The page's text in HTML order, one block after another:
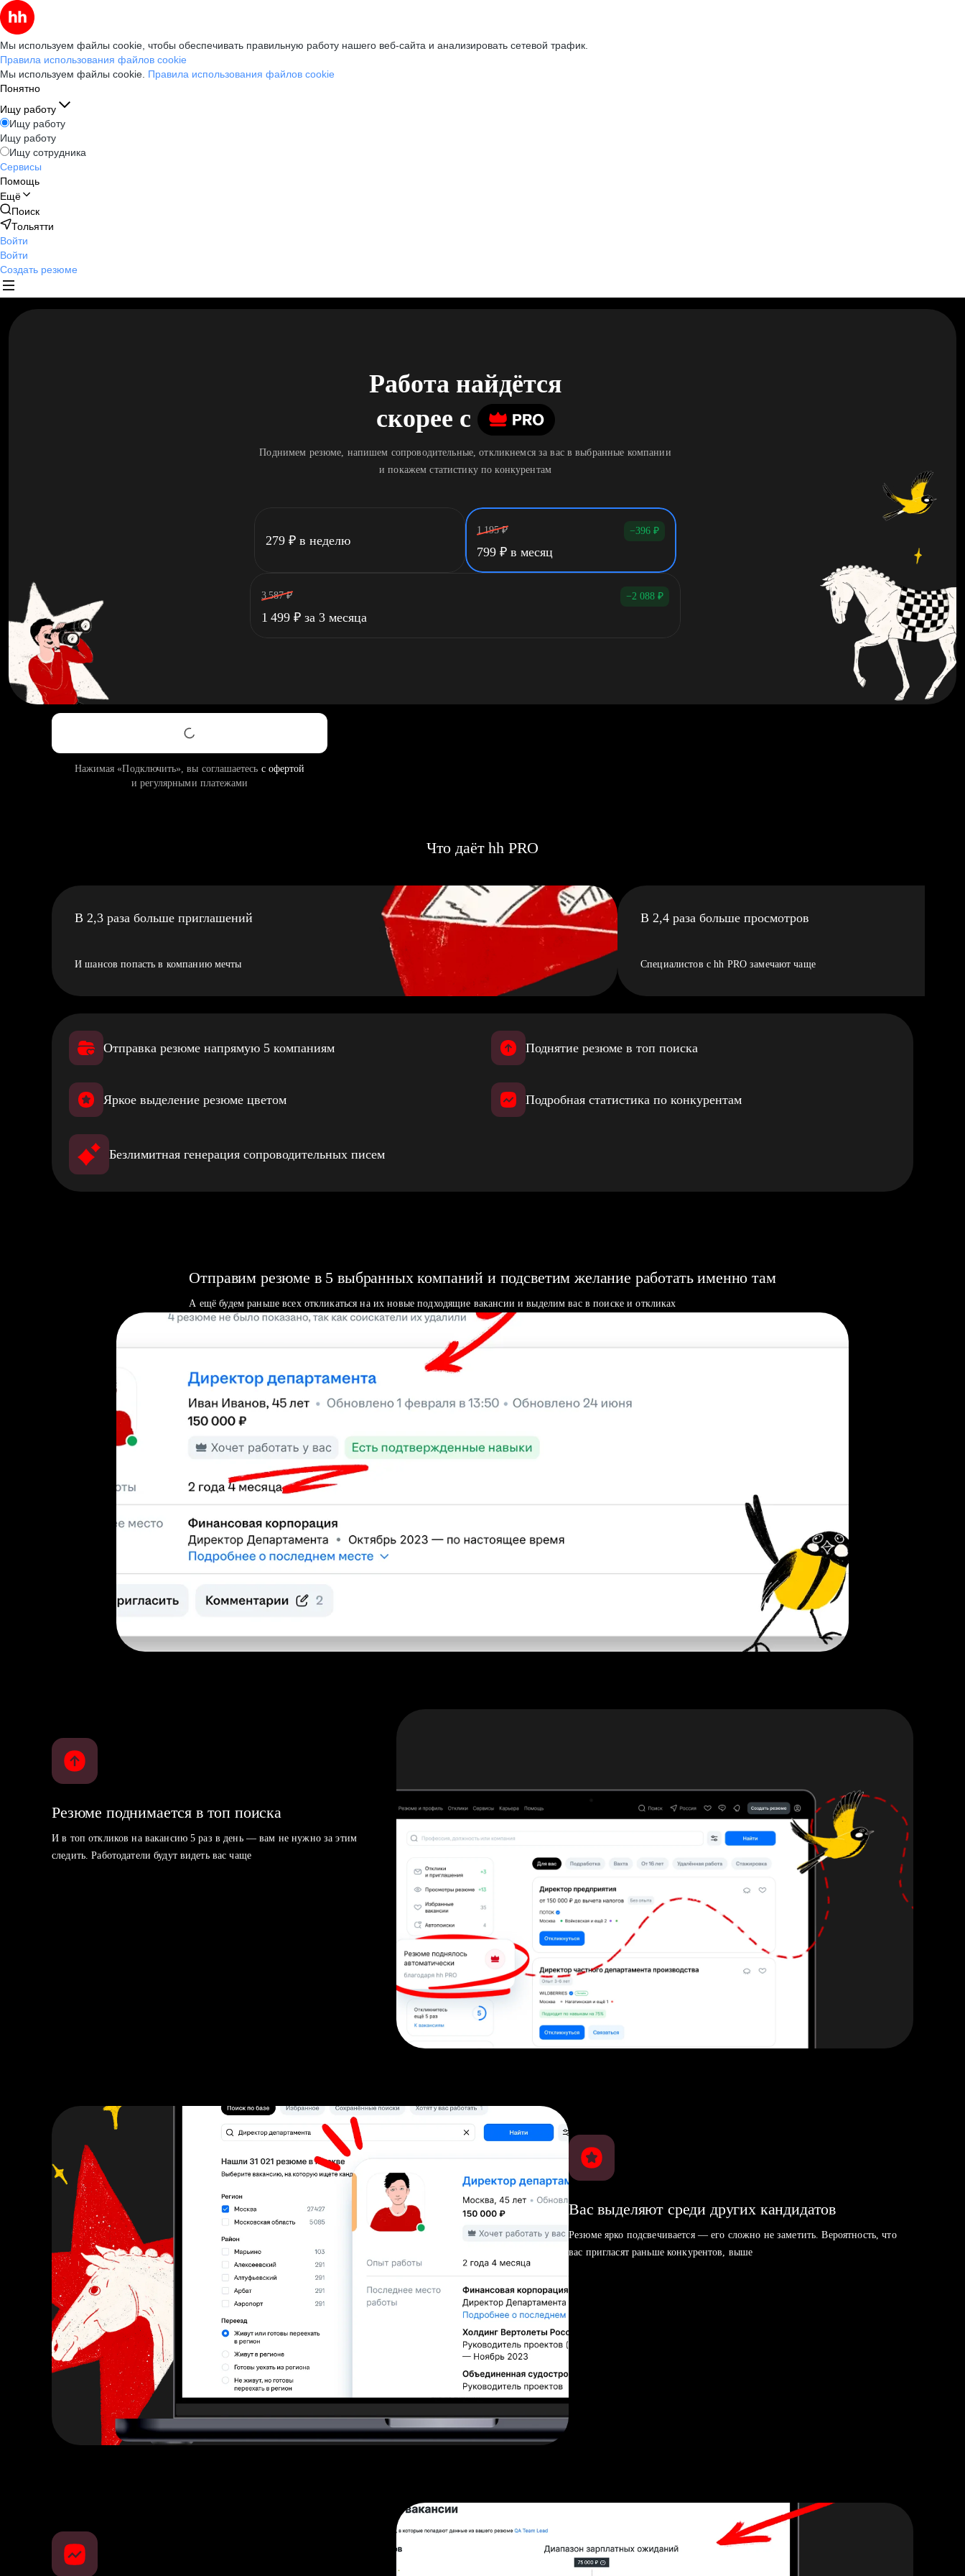
Мы используем файлы cookie, чтобы обеспечивать правильную работу нашего веб-сайта и анализировать сетевой трафик.
Правила использования файлов cookie
Мы используем файлы cookie. Правила использования файлов cookie
Понятно
Ищу работу
Ищу работу
Ищу работу
Ищу сотрудника
Сервисы
Помощь
Ещё
Поиск
Тольятти
Войти
Войти
Создать резюме
Работа найдётся
скорее c
Поднимем резюме, напишем сопроводительные, откликнемся за вас в выбранные компании
и покажем статистику по конкурентам
279 ₽ в неделю
1 195 ₽ −396 ₽
799 ₽ в месяц
3 587 ₽ −2 088 ₽
1 499 ₽ за 3 месяца
Нажимая «Подключить», вы соглашаетесь с офертой
и регулярными платежами
Что даёт hh PRO
В 2,3 раза больше приглашений
И шансов попасть в компанию мечты
В 2,4 раза больше просмотров
Специалистов с hh PRO замечают чаще
Отправка резюме напрямую 5 компаниям Поднятие резюме в топ поиска
Яркое выделение резюме цветом Подробная статистика по конкурентам
Безлимитная генерация сопроводительных писем
Отправим резюме в 5 выбранных компаний и подсветим желание работать именно там
А ещё будем раньше всех откликаться на их новые подходящие вакансии и выделим вас в поиске и откликах
Резюме поднимается в топ поиска
И в топ откликов на вакансию 5 раз в день — вам не нужно за этим
следить. Работодатели будут видеть вас чаще
Вас выделяют среди других кандидатов
Резюме ярко подсвечивается — его сложно не заметить. Вероятность, что
вас пригласят раньше конкурентов, выше